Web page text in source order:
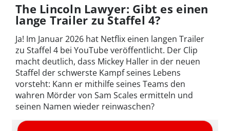
The Lincoln Lawyer: Gibt es einen
lange Trailer zu Staffel 4?
Ja! Im Januar 2026 hat Netflix einen langen Trailer
zu Staffel 4 bei YouTube veröffentlicht. Der Clip
macht deutlich, dass Mickey Haller in der neuen
Staffel der schwerste Kampf seines Lebens
vorsteht: Kann er mithilfe seines Teams den
wahren Mörder von Sam Scales ermitteln und
seinen Namen wieder reinwaschen?